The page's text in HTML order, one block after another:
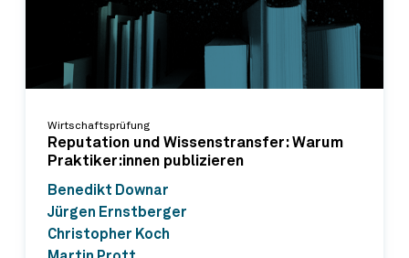
Wirtschaftsprüfung
Reputation und Wissenstransfer: Warum
Praktiker:innen publizieren
Benedikt Downar
Jürgen Ernstberger
Christopher Koch